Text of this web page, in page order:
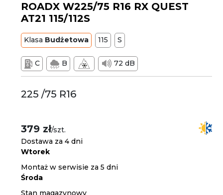
ROADX W225/75 R16 RX QUEST
AT21 115/112S
Klasa Budżetowa 115 S
C B 72 dB
225 /75 R16
379 zł/szt.
Dostawa za 4 dni
Wtorek
Montaż w serwisie za 5 dni
Środa
Stan magazynowy